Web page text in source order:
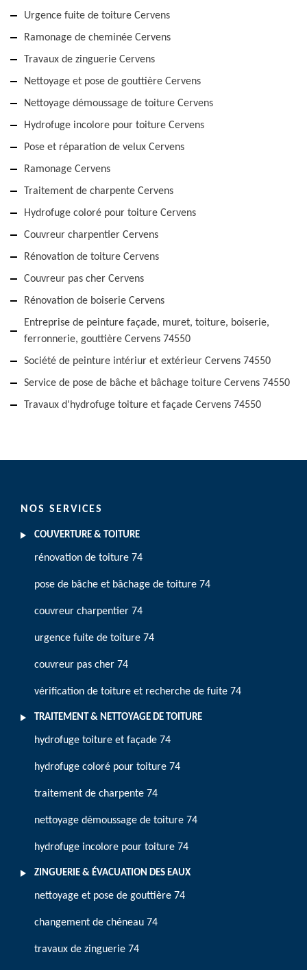
Urgence fuite de toiture Cervens
Ramonage de cheminée Cervens
Travaux de zinguerie Cervens
Nettoyage et pose de gouttière Cervens
Nettoyage démoussage de toiture Cervens
Hydrofuge incolore pour toiture Cervens
Pose et réparation de velux Cervens
Ramonage Cervens
Traitement de charpente Cervens
Hydrofuge coloré pour toiture Cervens
Couvreur charpentier Cervens
Rénovation de toiture Cervens
Couvreur pas cher Cervens
Rénovation de boiserie Cervens
Entreprise de peinture façade, muret, toiture, boiserie,
ferronnerie, gouttière Cervens 74550
Société de peinture intériur et extérieur Cervens 74550
Service de pose de bâche et bâchage toiture Cervens 74550
Travaux d'hydrofuge toiture et façade Cervens 74550
NOS SERVICES
COUVERTURE & TOITURE
rénovation de toiture 74
pose de bâche et bâchage de toiture 74
couvreur charpentier 74
urgence fuite de toiture 74
couvreur pas cher 74
vérification de toiture et recherche de fuite 74
TRAITEMENT & NETTOYAGE DE TOITURE
hydrofuge toiture et façade 74
hydrofuge coloré pour toiture 74
traitement de charpente 74
nettoyage démoussage de toiture 74
hydrofuge incolore pour toiture 74
ZINGUERIE & ÉVACUATION DES EAUX
nettoyage et pose de gouttière 74
changement de chéneau 74
travaux de zinguerie 74